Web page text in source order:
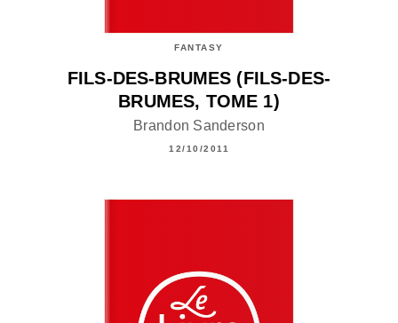
FANTASY
FILS-DES-BRUMES (FILS-DES-
BRUMES, TOME 1)
Brandon Sanderson
12/10/2011